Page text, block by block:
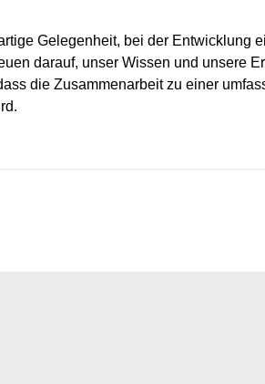
Gelegenheit, bei der Entwicklung
darauf, unser Wissen und unsere
die Zusammenarbeit zu einer